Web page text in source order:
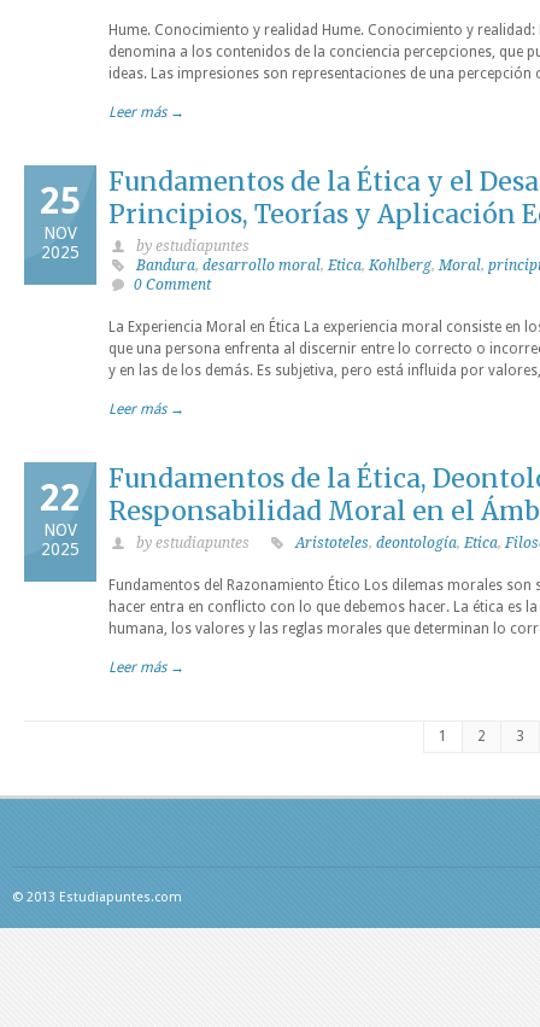
Hume. Conocimiento y realidad Hume. Conocimiento y
denomina a los contenidos de la conciencia percepciones, que
ideas. Las impresiones son representaciones de una
Leer más →
25
NOV
2025
Fundamentos de la Ética y el
Principios, Teorías y Aplicación
by estudiapuntes
Bandura, desarrollo moral,Etica,Kohlberg,Moral,
0 Comment
La Experiencia Moral en Ética La experiencia moral consiste en
que una persona enfrenta al discernir entre lo correcto o
y en las de los demás. Es subjetiva, pero está influida por
Leer más →
22
NOV
2025
Fundamentos de la Ética,
Responsabilidad Moral en el
by estudiapuntes Aristoteles, deontología,Etica,
Fundamentos del Razonamiento Ético Los dilemas morales
hacer entra en conflicto con lo que debemos hacer. La ética es
humana, los valores y las reglas morales que determinan lo
Leer más →
1 2 3
© 2013 Estudiapuntes.com